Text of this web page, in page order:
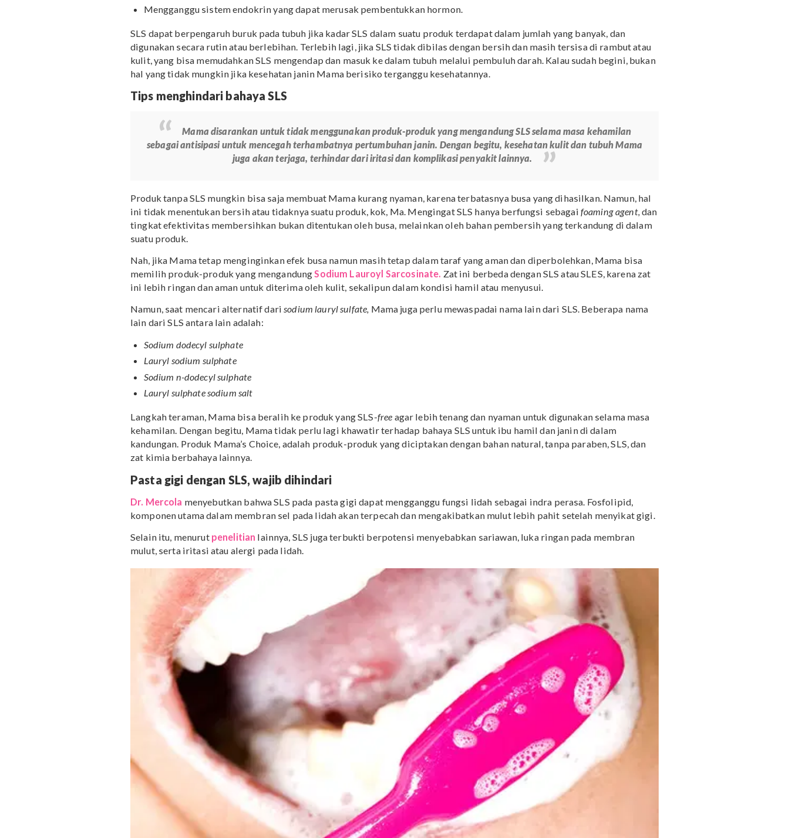
Adapun beberapa bahaya SLS untuk ibu hamil dan menyusui, antara lain ialah:
Menyebabkan iritasi pada kulit, seperti mengelupas, kering, memerah, kasar
Dermatitis
Menyebabkan iritasi mata
Merusak organ hati jika terlalu banyak mengendap di dalam tubuh
Potensi terburuk, dalam kadar yang sangat berlebihan serta kondisi yang buruk, bisa menyebabkan cacat janin
Mengganggu sistem endokrin yang dapat merusak pembentukkan hormon.
digunakan secara rutin atau berlebihan. Terlebih lagi, jika SLS tidak dibilas dengan bersih dan masih tersisa di rambut atau
kulit, yang bisa memudahkan SLS mengendap dan masuk ke dalam tubuh melalui pembuluh darah. Kalau sudah begini, bukan
hal yang tidak mungkin jika kesehatan janin Mama berisiko terganggu kesehatannya.
Tips menghindari bahaya SLS
Mama disarankan untuk tidak menggunakan produk-produk yang mengandung SLS selama masa kehamilan
juga akan terjaga, terhindar dari iritasi dan komplikasi penyakit lainnya.
Produk tanpa SLS mungkin bisa saja membuat Mama kurang nyaman, karena terbatasnya busa yang dihasilkan. Namun, hal
ini tidak menentukan bersih atau tidaknya suatu produk, kok, Ma. Mengingat SLS hanya berfungsi sebagai
tingkat efektivitas membersihkan bukan ditentukan oleh busa, melainkan oleh bahan pembersih yang terkandung di dalam
Nah, jika Mama tetap menginginkan efek busa namun masih tetap dalam taraf yang aman dan diperbolehkan, Mama bisa
memilih produk-produk yang mengandungSodium Lauroyl Sarcosinate.Zat ini berbeda dengan SLS atau SLES, karena zat
ini lebih ringan dan aman untuk diterima oleh kulit, sekalipun dalam kondisi hamil atau menyusui.
Namun, saat mencari alternatif darisodium lauryl sulfate,
lain dari SLS antara lain adalah:
Sodium dodecyl sulphate
Lauryl sodium sulphate
Sodium n-dodecyl sulphate
Lauryl sulphate sodium salt
Langkah teraman, Mama bisa beralih ke produk yang SLS-
agar lebih tenang dan nyaman untuk digunakan selama masa
kehamilan. Dengan begitu, Mama tidak perlu lagi khawatir terhadap bahaya SLS untuk ibu hamil dan janin di dalam
kandungan. Produk Mama’s Choice, adalah produk-produk yang diciptakan dengan bahan natural, tanpa paraben, SLS, dan
zat kimia berbahaya lainnya.
Pasta gigi dengan SLS, wajib dihindari
Dr. Mercola
menyebutkan bahwa SLS pada pasta gigi dapat mengganggu fungsi lidah sebagai indra perasa. Fosfolipid,
komponen utama dalam membran sel pada lidah akan terpecah dan mengakibatkan mulut lebih pahit setelah menyikat gigi.
Selain itu, menurut
penelitianlainnya, SLS juga terbukti berpotensi menyebabkan sariawan, luka ringan pada membran
mulut, serta iritasi atau alergi pada lidah.